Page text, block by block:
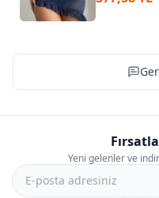
Yeni gelenler ve